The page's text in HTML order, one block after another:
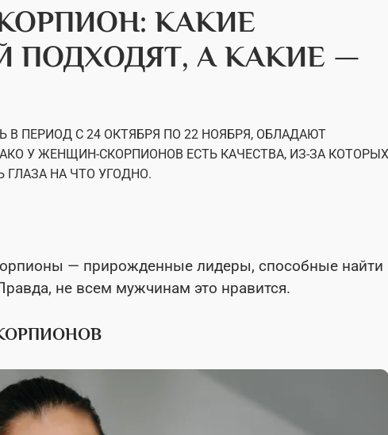
КАКИЕ
А КАКИЕ —
ПЕРИОД С 24 ОКТЯБРЯ ПО 22 НОЯБРЯ, ОБЛАДАЮТ
У ЖЕНЩИН-СКОРПИОНОВ ЕСТЬ КАЧЕСТВА, ИЗ-ЗА КОТОРЫХ
НА ЧТО УГОДНО.
— прирожденные лидеры, способные найти
не всем мужчинам это нравится.